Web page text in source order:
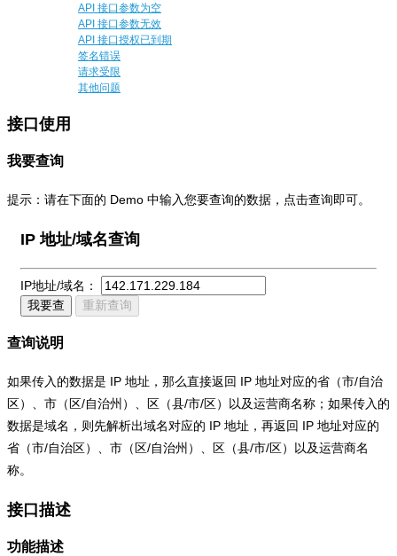
API 接口参数为空
API 接口参数无效
API 接口授权已到期
签名错误
请求受限
其他问题
接口使用
我要查询
提示：请在下面的 Demo 中输入您要查询的数据，点击查询即可。
IP 地址/域名查询
IP地址/域名：
我要查
重新查询
查询说明
如果传入的数据是 IP 地址，那么直接返回 IP 地址对应的省（市/自治
区）、市（区/自治州）、区（县/市/区）以及运营商名称；如果传入的
数据是域名，则先解析出域名对应的 IP 地址，再返回 IP 地址对应的
省（市/自治区）、市（区/自治州）、区（县/市/区）以及运营商名
称。
接口描述
功能描述